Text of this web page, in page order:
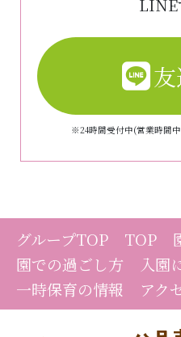
※24時間受付中(営業時間
グループTOP TOP
園での過ごし方
入園
一時保育の情報
アク